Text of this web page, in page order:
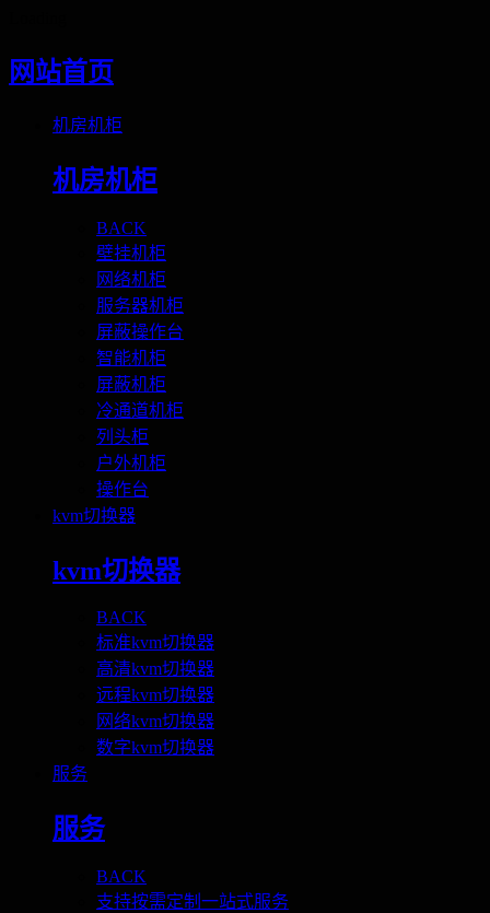
网站首页
机房机柜
机房机柜
BACK
壁挂机柜
网络机柜
服务器机柜
屏蔽操作台
智能机柜
屏蔽机柜
冷通道机柜
列头柜
户外机柜
操作台
kvm切换器
kvm切换器
BACK
标准kvm切换器
高清kvm切换器
远程kvm切换器
网络kvm切换器
数字kvm切换器
服务
服务
BACK
支持按需定制一站式服务